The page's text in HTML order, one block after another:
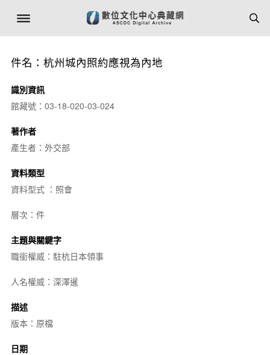
件名：杭州城內照約應視為內地
識別資訊
館藏號：03-18-020-03-024
著作者
產生者：外交部
資料類型
資料型式 ：照會
層次：件
主題與關鍵字
職銜權威：駐杭日本領事
人名權威：深澤暹
描述
版本：原檔
日期